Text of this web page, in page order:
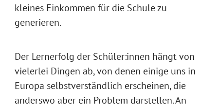
kleines Einkommen für die Schule zu
generieren.
Der Lernerfolg der Schüler:innen hängt von
vielerlei Dingen ab, von denen einige uns in
Europa selbstverständlich erscheinen, die
anderswo aber ein Problem darstellen. An